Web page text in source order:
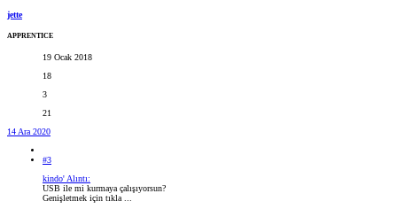
jette
APPRENTICE
19 Ocak 2018
18
3
21
14 Ara 2020
#3
kindo' Alıntı:
USB ile mi kurmaya çalışıyorsun?
Genişletmek için tıkla ...